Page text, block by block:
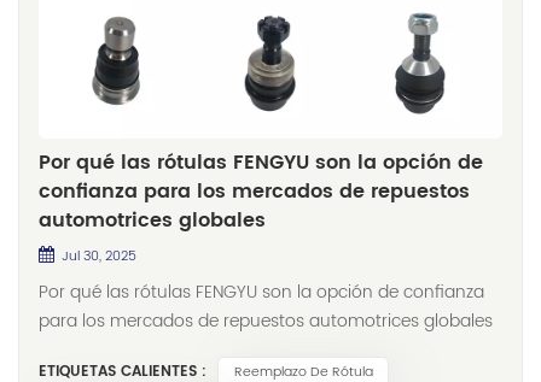
Por qué las rótulas FENGYU son la opción de
confianza para los mercados de repuestos
automotrices globales
Jul 30, 2025
Por qué las rótulas FENGYU son la opción de confianza
para los mercados de repuestos automotrices globales
ETIQUETAS CALIENTES :
Reemplazo De Rótula